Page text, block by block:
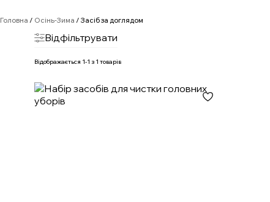
Головна / Осінь-Зима / Засіб за доглядом
Відфільтрувати
Відображається 1-1 з 1 товарів